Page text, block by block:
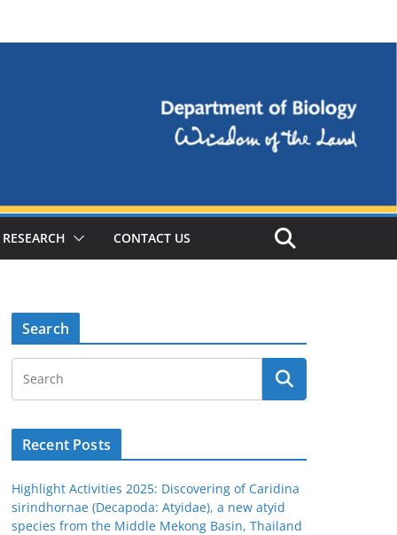
RESEARCH CONTACT US
Search
Recent Posts
Highlight Activities 2025: Discovering of Caridina
sirindhornae (Decapoda: Atyidae), a new atyid
species from the Middle Mekong Basin, Thailand